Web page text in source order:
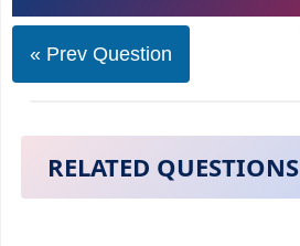
« Prev Question
RELATED QUESTIONS